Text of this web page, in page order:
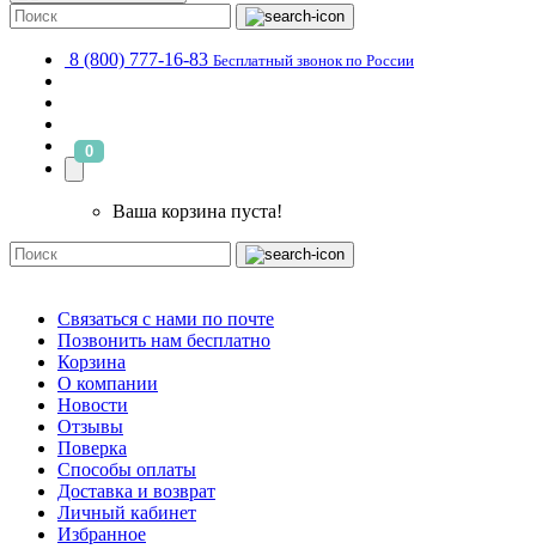
8 (800) 777-16-83 Бесплатный звонок по России
0
Ваша корзина пуста!
Связаться с нами по почте
Позвонить нам бесплатно
Корзина
О компании
Новости
Отзывы
Поверка
Способы оплаты
Доставка и возврат
Личный кабинет
Избранное